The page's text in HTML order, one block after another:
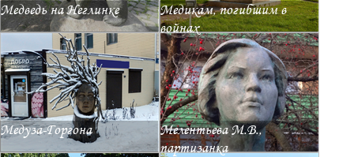
Медведь на Неглинке
Медикам, погибшим в
войнах
Медуза-Горгона
Мелентьева М.В.,
партизанка